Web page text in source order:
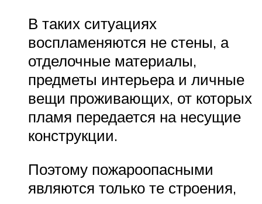
В таких ситуациях
воспламеняются не стены, а
отделочные материалы,
предметы интерьера и личные
вещи проживающих, от которых
пламя передается на несущие
конструкции.
Поэтому пожароопасными
являются только те строения,